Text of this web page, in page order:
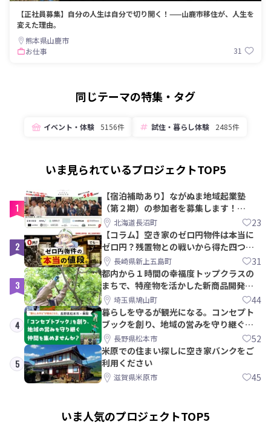
【正社員募集】自分の人生は自分で切り開く！——山鹿市移住が、人生を
変えた理由。
熊本県山鹿市
お仕事
31
同じテーマの特集・タグ
イベント・体験 5156件 試住・暮らし体験 2485件
いま見られているプロジェクトTOP5
1
【宿泊補助あり】ながぬま地域起業塾
（第２期）の参加者を募集します！
【8/21〆】
北海道長沼町 23
2
【コラム】空き家のゼロ円物件は本当に
ゼロ円？残置物との戦いから得た四つの
教訓｜新上五島町
長崎県新上五島町 31
3
都内から１時間の幸福度トップクラスの
まちで、特産物を活かした新商品開発＆
PRメンバー募集！
埼玉県鳩山町 44
4
暮らしを守るが観光になる。コンセプト
ブックを創り、地域の営みを守り継ぐ仲
間を集めませんか？
長野県松本市 52
5
米原での住まい探しに空き家バンクをご
利用ください
滋賀県米原市 45
いま人気のプロジェクトTOP5